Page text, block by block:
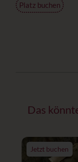
Platz buchen
Das
Jetzt buchen